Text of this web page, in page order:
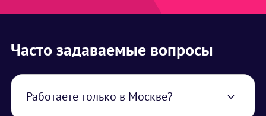
Часто задаваемые вопросы
Работаете только в Москве?